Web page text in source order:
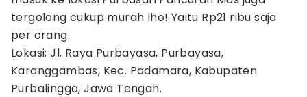
tergolong cukup murah lho! Yaitu Rp21 ribu saja
per orang.
Lokasi: Jl. Raya Purbayasa, Purbayasa,
Karanggambas, Kec. Padamara, Kabupaten
Purbalingga, Jawa Tengah.